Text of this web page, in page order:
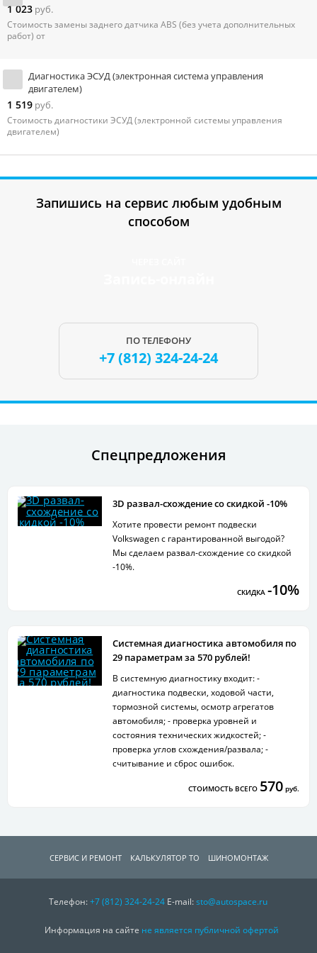
1 023 руб.
Стоимость замены заднего датчика ABS (без учета дополнительных
работ) от
Диагностика ЭСУД (электронная система управления
двигателем)
1 519 руб.
Стоимость диагностики ЭСУД (электронной системы управления
двигателем)
Запишись на сервис любым удобным
способом
ПО ТЕЛЕФОНУ
+7 (812) 324-24-24
Спецпредложения
3D развал-схождение со скидкой -10%
Хотите провести ремонт подвески
Volkswagen с гарантированной выгодой?
Мы сделаем развал-схождение со скидкой
-10%.
СКИДКА -10%
Системная диагностика автомобиля по
29 параметрам за 570 рублей!
В системную диагностику входит: -
диагностика подвески, ходовой части,
тормозной системы, осмотр агрегатов
автомобиля; - проверка уровней и
состояния технических жидкостей; -
проверка углов схождения/развала; -
считывание и сброс ошибок.
СТОИМОСТЬ ВСЕГО 570руб.
СЕРВИС И РЕМОНТ КАЛЬКУЛЯТОР ТО ШИНОМОНТАЖ
СПЕЦПРЕДЛОЖЕНИЯ О КОМПАНИИ КОНТАКТЫ
Телефон:+7 (812)324-24-24 E-mail:sto@autospace.ru
Информация на сайте не является публичной офертой